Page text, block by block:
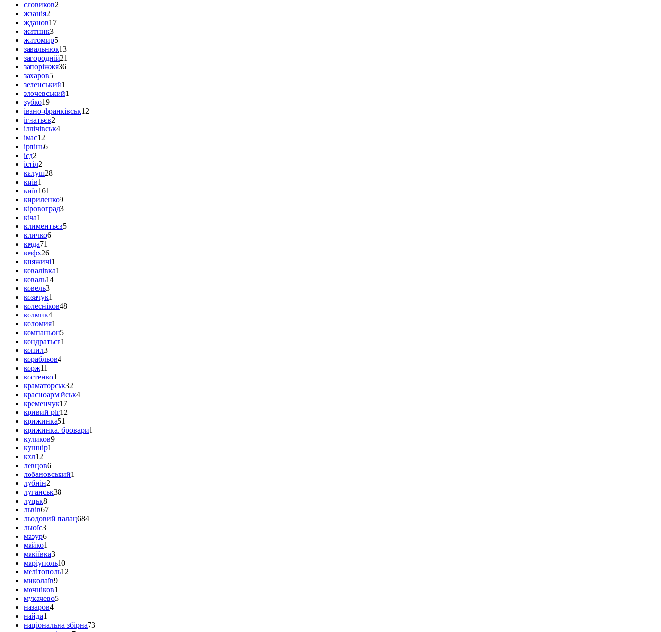
єловиков2
жванія2
жданов17
житник3
житомир5
завальнюк13
загородній21
запоріжжя36
захаров5
зеленський1
злочевський1
зубко19
івано-франківськ12
ігнатьєв2
іллічівськ4
імас12
ірпінь6
ісд2
істіл2
калуш28
киів1
київ161
кириленко9
кіровоград3
кіча1
климентьєв5
кличко6
кмда71
кмфх26
княжичі1
ковалівка1
коваль14
ковель3
козачук1
колесніков48
колмик4
коломия1
компаньон5
кондратьєв1
копил3
корабльов4
корж11
костенко1
краматорськ32
красноармійськ4
кременчук17
кривий ріг12
крижинка51
крижинка. бровари1
куликов9
кушнір1
кхл12
левцов6
лобановський1
лубнін2
луганськ38
луцьк8
львів67
льодовий палац684
льюїс3
мазур6
майко1
макіївка3
маріуполь10
мелітополь12
миколаїв9
мочніков1
мукачево5
назаров4
найда1
національна збірна73